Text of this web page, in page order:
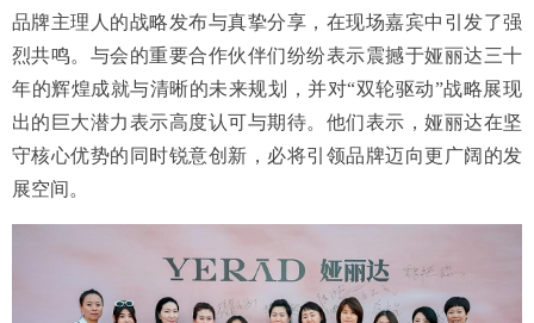
品牌主理人的战略发布与真挚分享，在现场嘉宾中引发了强
烈共鸣。与会的重要合作伙伴们纷纷表示震撼于娅丽达三十
年的辉煌成就与清晰的未来规划，并对“双轮驱动”战略展现
出的巨大潜力表示高度认可与期待。他们表示，娅丽达在坚
守核心优势的同时锐意创新，必将引领品牌迈向更广阔的发
展空间。